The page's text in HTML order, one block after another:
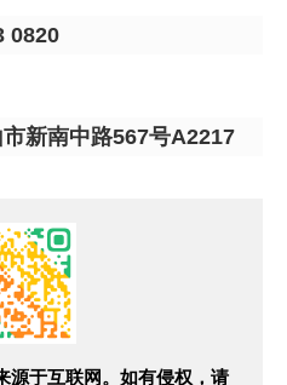
0820
新南中路567号A2217
源于互联网。如有侵权，请